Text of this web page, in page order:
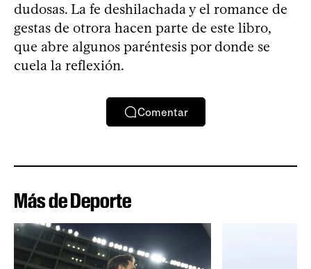
dudosas. La fe deshilachada y el romance de
gestas de otrora hacen parte de este libro,
que abre algunos paréntesis por donde se
cuela la reflexión.
Comentar
Más de Deporte